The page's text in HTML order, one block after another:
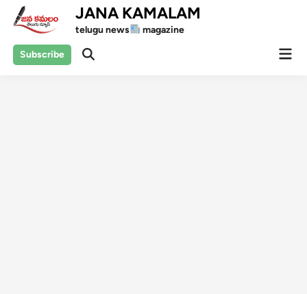
Skip
JANA KAMALAM
telugu news magazine
Subscribe
Open